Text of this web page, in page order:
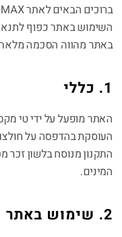
ברוכים הבאים לאתר TMAX (להלן: "האתר").
השימוש באתר כפוף
באתר מהווה הסכמה
1. כללי
האתר מופעל על ידי טי
העוסקת בהדפסה על
התקנון מנוסח בלשון זכר
המינים.
2. שימוש באתר